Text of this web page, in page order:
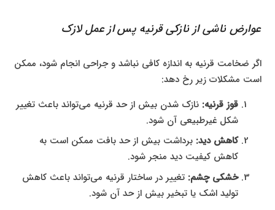
عوارض ناشی از نازکی قرنیه پس از عمل لازک
اگر ضخامت قرنیه به اندازه کافی نباشد و جراحی انجام شود، ممکن
است مشکلات زیر رخ دهد:
قوز قرنیه: نازک شدن بیش از حد قرنیه می‌تواند باعث تغییر
شکل غیرطبیعی آن شود.
کاهش دید: برداشت بیش از حد بافت ممکن است به
کاهش کیفیت دید منجر شود.
خشکی چشم: تغییر در ساختار قرنیه می‌تواند باعث کاهش
تولید اشک یا تبخیر بیش از حد آن شود.